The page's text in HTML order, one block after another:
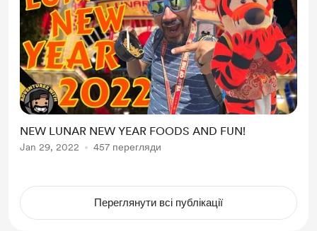
NEW LUNAR NEW YEAR FOODS AND FUN!
Jan 29, 2022 457 перегляди
Переглянути всі публікації